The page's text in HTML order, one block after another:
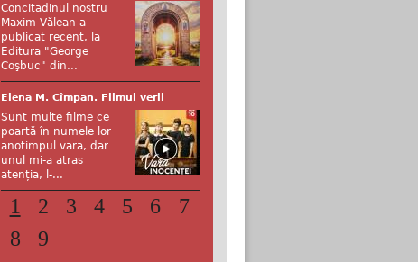
Concitadinul nostru
Maxim Vălean a
publicat recent, la
Editura "George
Coşbuc" din...
Elena M. Cîmpan. Filmul verii
Sunt multe filme ce
poartă în numele lor
anotimpul vara, dar
unul mi-a atras
atenția, l-...
1 2 3 4 5 6
7
8
9